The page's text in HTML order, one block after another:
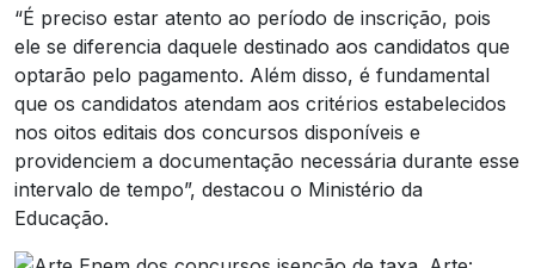
“É preciso estar atento ao período de inscrição, pois
ele se diferencia daquele destinado aos candidatos que
optarão pelo pagamento. Além disso, é fundamental
que os candidatos atendam aos critérios estabelecidos
nos oitos editais dos concursos disponíveis e
providenciem a documentação necessária durante esse
intervalo de tempo”, destacou o Ministério da
Educação.